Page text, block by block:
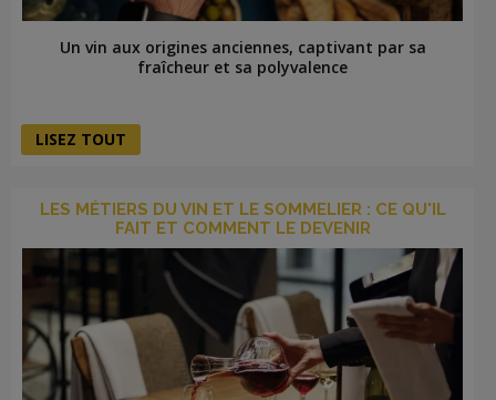
Un vin aux origines anciennes, captivant par sa
fraîcheur et sa polyvalence
LISEZ TOUT
LES MÉTIERS DU VIN ET LE SOMMELIER : CE QU'IL
FAIT ET COMMENT LE DEVENIR